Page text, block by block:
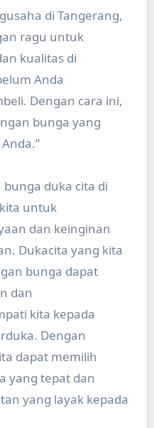
di Tangerang,
ragu untuk
kualitas di
Anda
Dengan cara ini,
bunga yang
duka cita di
untuk
dan keinginan
Dukacita yang kita
bunga dapat
dan
kita kepada
Dengan
dapat memilih
yang tepat dan
yang layak kepada